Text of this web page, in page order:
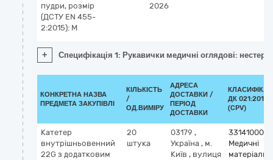
пудри, розмір
(ДСТУ EN 455-
2:2015): M
2026
+ Специфікація 1: Рукавички медичні оглядові:
КОНКРЕТНА НАЗВА
ПРЕДМЕТА ЗАКУПІВЛІ
КІЛЬКІСТЬ
/
ОД.ВИМІРУ
АДРЕСА
ДОСТАВКИ /
ПЕРІОД
ДОСТАВКИ
ДК 021:2015
(CPV)
Катетер
внутрішньовенний
22G з додатковим
20
штука
03179 ,
Україна , м.
Київ , вулиця
33141000-0
Медичні
матеріали